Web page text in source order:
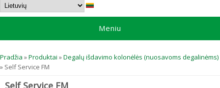
Meniu
Jūs esate čia
Pradžia »Produktai »Degalų išdavimo kolonėlės (nuosavoms degalinėms)
» Self Service FM
Self Service FM